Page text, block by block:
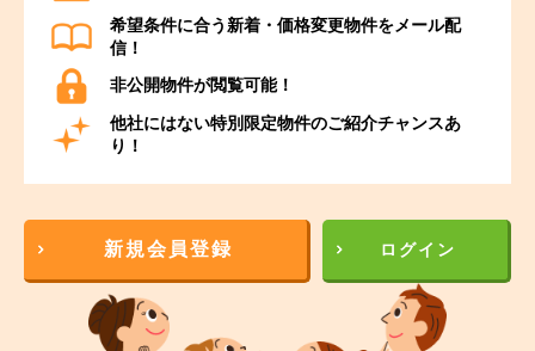
希望条件に合う新着・価格変更物件をメール配
信！
非公開物件が閲覧可能！
他社にはない特別限定物件のご紹介チャンスあ
り！
新規会員登録 ログイン